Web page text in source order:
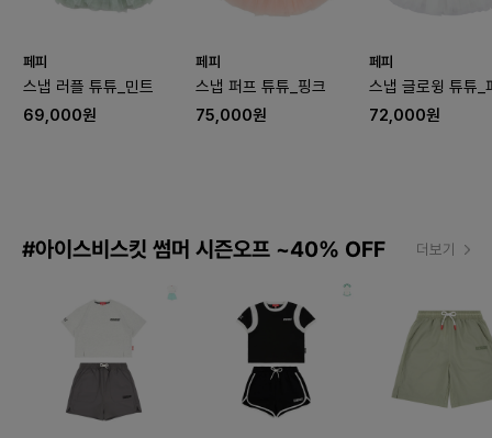
페피
스냅 러플 튜튜_민트
69,000원
페피
스냅 퍼프 튜튜_핑크
75,000원
페피
스냅 글로윙 튜튜_
72,000원
#아이스비스킷 썸머 시즌오프 ~40% OFF 더보기